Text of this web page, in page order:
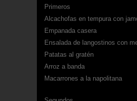
Primeros
Alcachofas en tempura con
Empanada casera
Ensalada de langostinos con
Patatas al gratén
Arroz a banda
Macarrones a la napolitana